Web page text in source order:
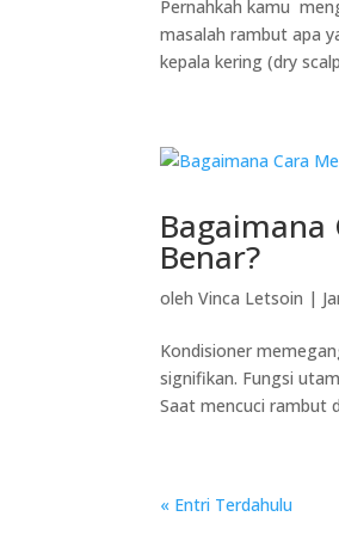
Pernahkah kamu
masalah rambut apa
kepala kering (dry
Bagaimana
Benar?
olehVinca Letsoin |
Kondisioner
signifikan. Fungsi
Saat mencuci rambut
« Entri Terdahulu